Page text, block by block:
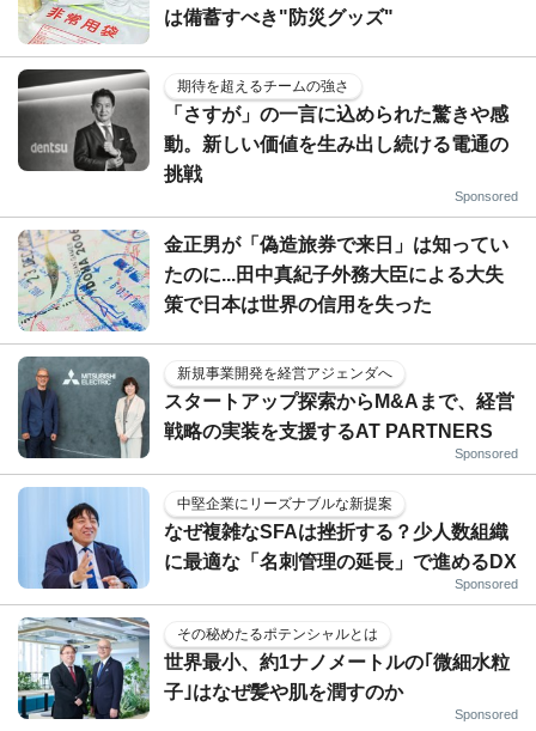
は備蓄すべき"防災グッズ"
期待を超えるチームの強さ
「さすが」の一言に込められた驚きや感
動。新しい価値を生み出し続ける電通の
挑戦
Sponsored
金正男が「偽造旅券で来日」は知ってい
たのに...田中真紀子外務大臣による大失
策で日本は世界の信用を失った
新規事業開発を経営アジェンダへ
スタートアップ探索からM&Aまで、経営
戦略の実装を支援するAT PARTNERS
Sponsored
中堅企業にリーズナブルな新提案
なぜ複雑なSFAは挫折する？少人数組織
に最適な「名刺管理の延長」で進めるDX
Sponsored
その秘めたるポテンシャルとは
世界最小、約1ナノメートルの｢微細水粒
子｣はなぜ髪や肌を潤すのか
Sponsored